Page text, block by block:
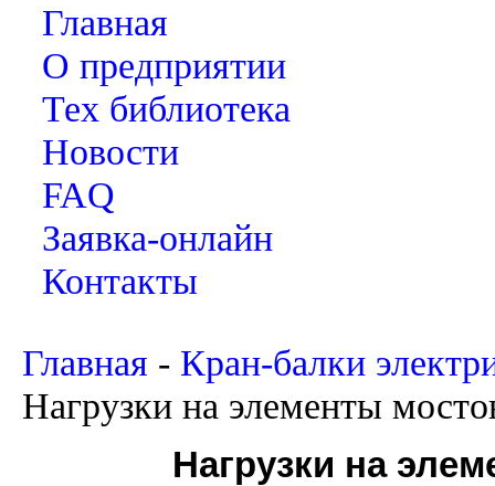
Главная
О предприятии
Тех библиотека
Новости
FAQ
Заявка-онлайн
Контакты
Главная - Кран-балки
Нагрузки на элементы
Нагрузки на